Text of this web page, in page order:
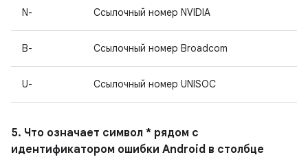
N- Ссылочный номер NVIDIA
B- Ссылочный номер Broadcom
U- Ссылочный номер UNISOC
5. Что означает символ * рядом с
идентификатором ошибки Android в столбце